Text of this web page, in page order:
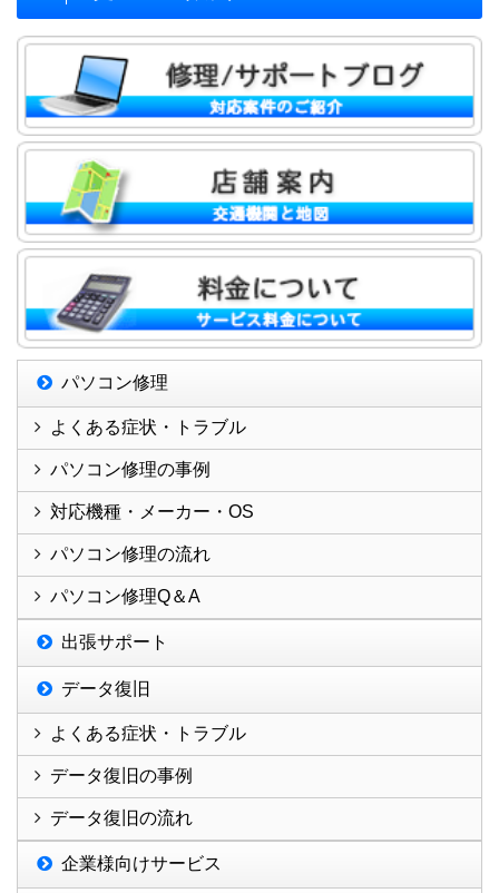
パソコン修理
よくある症状・トラブル
パソコン修理の事例
対応機種・メーカー・OS
パソコン修理の流れ
パソコン修理Q＆A
出張サポート
データ復旧
よくある症状・トラブル
データ復旧の事例
データ復旧の流れ
企業様向けサービス